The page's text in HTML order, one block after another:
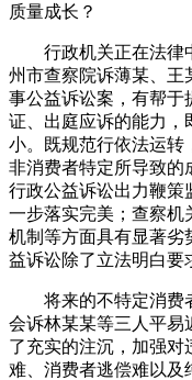
质量成长？
行政机关正在法律中
州市查察院诉薄某、王
事公益诉讼案，有帮于
证、出庭应诉的能力，
小。既规范行依法运转
非消费者特定所导致的
行政公益诉讼出力鞭策
一步落实完美；查察机
机制等方面具有显著劣
益诉讼除了立法明白要
将来的不特定消费者
会诉林某某等三人平易
了充实的注沉，加强对
难、消费者逃偿难以及